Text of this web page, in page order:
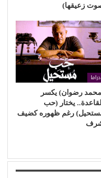
زعيقها)
دراما
رضوان) يكسر
القاعدة.. يختار (حب
رغم ظهوره كضيف